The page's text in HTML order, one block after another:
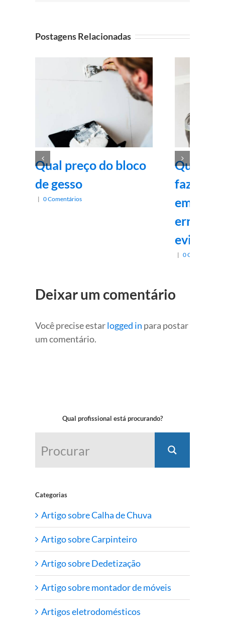
Postagens Relacionadas
Qual preço do bloco
de gesso
| 0 Comentários
Quatro
fazer o
em
erros a
evitados
| 0 Comentários
Deixar um comentário
Você precise estarlogged in para postar
um comentário.
Qual profissional está procurando?
Categorias
Artigo sobre Calha de Chuva
Artigo sobre Carpinteiro
Artigo sobre Dedetização
Artigo sobre montador de móveis
Artigos eletrodomésticos